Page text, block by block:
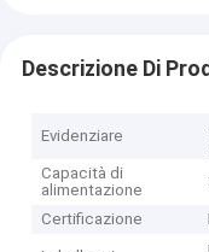
Descrizione Di
Evidenziare
Capacità di
alimentazione
Certificazione